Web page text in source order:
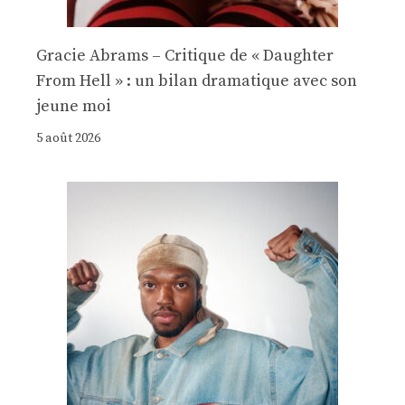
Gracie Abrams – Critique de « Daughter
From Hell » : un bilan dramatique avec son
jeune moi
5 août 2026